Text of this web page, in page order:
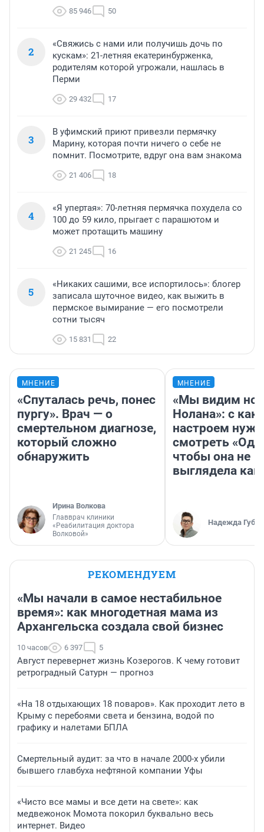
85 946 50
2
«Свяжись с нами или получишь дочь по
кускам»: 21-летняя екатеринбурженка,
родителям которой угрожали, нашлась в
Перми
29 432 17
3
В уфимский приют привезли пермячку
Марину, которая почти ничего о себе не
помнит. Посмотрите, вдруг она вам знакома
21 406 18
4
«Я упертая»: 70-летняя пермячка похудела со
100 до 59 кило, прыгает с парашютом и
может протащить машину
21 245 16
5
«Никаких сашими, все испортилось»: блогер
записала шуточное видео, как выжить в
пермское вымирание — его посмотрели
сотни тысяч
15 831 22
МНЕНИЕ
«Спуталась речь, понес
пургу». Врач — о
смертельном диагнозе,
который сложно
обнаружить
Ирина Волкова
Главврач клиники
«Реабилитация доктора
Волковой»
МНЕНИЕ
«Мы видим
Нолана»: с
настроем
смотреть
чтобы она не
выглядела как
Надежда
РЕКОМЕНДУЕМ
«Мы начали в самое нестабильное
время»: как многодетная мама из
Архангельска создала свой бизнес
10 часов 6 397 5
Август перевернет жизнь Козерогов. К чему готовит
ретроградный Сатурн — прогноз
«На 18 отдыхающих 18 поваров». Как проходит лето в
Крыму с перебоями света и бензина, водой по
графику и налетами БПЛА
Смертельный аудит: за что в начале 2000-х убили
бывшего главбуха нефтяной компании Уфы
«Чисто все мамы и все дети на свете»: как
медвежонок Момота покорил буквально весь
интернет. Видео